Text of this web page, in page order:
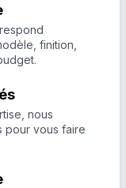
finition,
nous
pour vous faire